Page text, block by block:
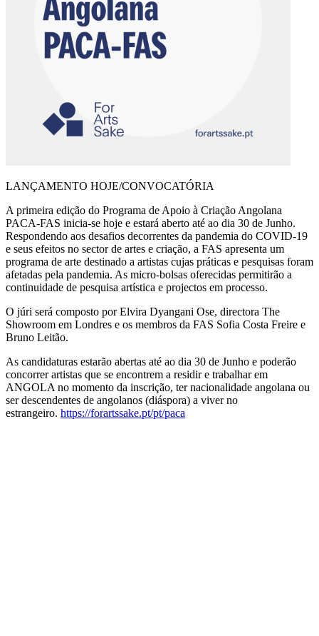
LANÇAMENTO HOJE/CONVOCATÓRIA
A primeira edição do Programa de Apoio à Criação Angolana
PACA-FAS inicia-se hoje e estará aberto até ao dia 30 de Junho.
Respondendo aos desafios decorrentes da pandemia do COVID-19
e seus efeitos no sector de artes e criação, a FAS apresenta um
programa de arte destinado a artistas cujas práticas e pesquisas foram
afetadas pela pandemia. As micro-bolsas oferecidas permitirão a
continuidade de pesquisa artística e projectos em processo.
O júri será composto por Elvira Dyangani Ose, directora The
Showroom em Londres e os membros da FAS Sofia Costa Freire e
Bruno Leitão.
As candidaturas estarão abertas até ao dia 30 de Junho e poderão
concorrer artistas que se encontrem a residir e trabalhar em
ANGOLA no momento da inscrição, ter nacionalidade angolana ou
ser descendentes de angolanos (diáspora) a viver no
estrangeiro. https://forartssake.pt/pt/paca